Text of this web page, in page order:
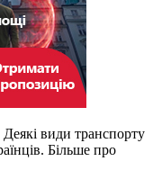
Деякі види транспорту
Більше про